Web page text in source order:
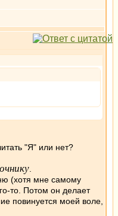
"Я" или нет?
(хотя мне самому
то. Потом он делает
повинуется моей воле,